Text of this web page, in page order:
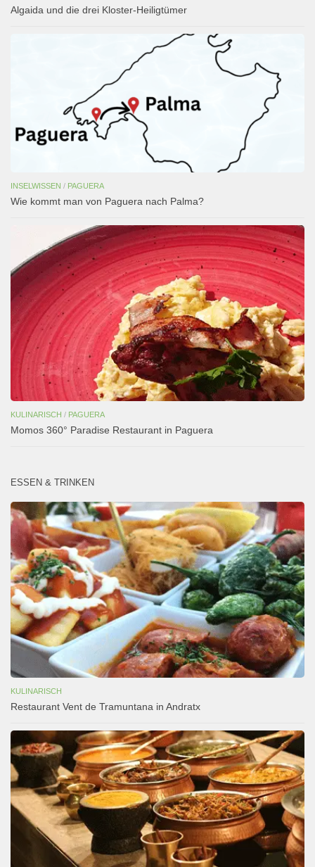
Algaida und die drei Kloster-Heiligtümer
INSELWISSEN / PAGUERA
Wie kommt man von Paguera nach Palma?
KULINARISCH / PAGUERA
Momos 360° Paradise Restaurant in Paguera
ESSEN & TRINKEN
KULINARISCH
Restaurant Vent de Tramuntana in Andratx